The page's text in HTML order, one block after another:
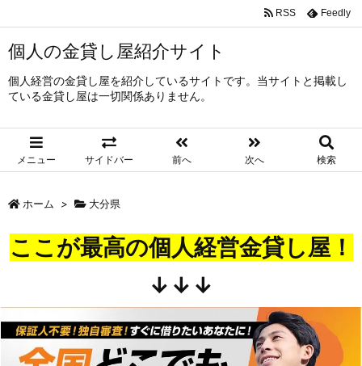
個人の金貸し屋紹介サイト
個人経営の金貸し屋を紹介しているサイトです。当サイトと掲載し
ている金貸し屋は一切関係ありません。
メニュー サイドバー 前へ 次へ 検索
RSS Feedly
ホーム > 大分県
ここが最高の個人経営金貸し屋！
↓↓↓